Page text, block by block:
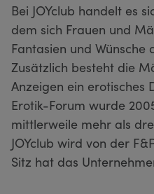
Bei JOYclub handelt es
dem sich Frauen und
Fantasien und Wünsche
Zusätzlich besteht die
Anzeigen ein erotisches
Erotik-Forum wurde
mittlerweile mehr als
JOYclub wird von der
Sitz hat das